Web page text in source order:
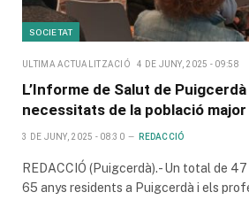
SOCIETAT
ULTIMA ACTUALITZACIÓ 4 DE JUNY, 2025 - 09:58
L’Informe de Salut de
necessitats de la població
3 DE JUNY, 2025 - 08:30 REDACCIÓ
REDACCIÓ (Puigcerdà).- Un total de
65 anys residents a Puigcerdà i els